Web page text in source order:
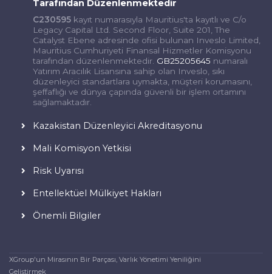
Tarafından Düzenlenmektedir
C230595 kayıt numarasıyla Mauritius'ta kayıtlı ve C/o
Legacy Capital Ltd. Second Floor, Suite 201, The
Catalyst Ebene adresinde ofisi bulunan Inveslo Limited,
Mauritius Cumhuriyeti Finansal Hizmetler Komisyonu
tarafından düzenlenmektedir. GB25205645 numaralı
Yatırım Aracılık Lisansına sahip olan Inveslo, sıkı
düzenleyici standartlara uymakta, müşteri korumasını,
şeffaflığı ve dünya çapında güvenli bir işlem ortamını
sağlamaktadır.
Kazakistan Düzenleyici Akreditasyonu
Mali Komisyon Yetkisi
Risk Uyarısı
Entellektüel Mülkiyet Hakları
Önemli Bilgiler
XGroup'un Mirasının Bir Parçası, Varlık Yönetimi Yeniliğini
Geliştirmek